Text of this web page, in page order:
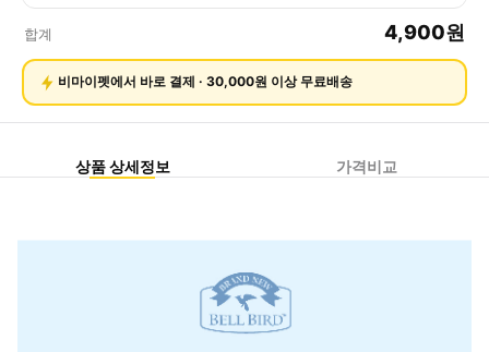
합계 4,900원
비마이펫에서 바로 결제 · 30,000원 이상 무료배송
상품 상세정보 가격비교